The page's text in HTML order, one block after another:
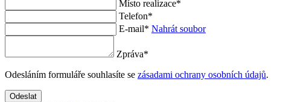
Místo realizace*
Telefon*
E-mail* Nahrát soubor
Zpráva*
Odesláním formuláře souhlasíte se zásadami ochrany osobních údajů.
Odeslat